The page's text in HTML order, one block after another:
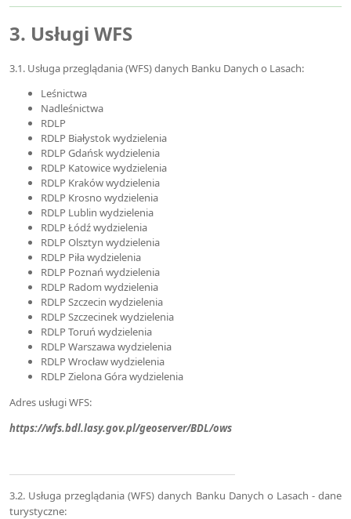
3. Usługi WFS
3.1. Usługa przeglądania (WFS) danych Banku Danych o Lasach:
Leśnictwa
Nadleśnictwa
RDLP
RDLP Białystok wydzielenia
RDLP Gdańsk wydzielenia
RDLP Katowice wydzielenia
RDLP Kraków wydzielenia
RDLP Krosno wydzielenia
RDLP Lublin wydzielenia
RDLP Łódź wydzielenia
RDLP Olsztyn wydzielenia
RDLP Piła wydzielenia
RDLP Poznań wydzielenia
RDLP Radom wydzielenia
RDLP Szczecin wydzielenia
RDLP Szczecinek wydzielenia
RDLP Toruń wydzielenia
RDLP Warszawa wydzielenia
RDLP Wrocław wydzielenia
RDLP Zielona Góra wydzielenia
Adres usługi WFS:
https://wfs.bdl.lasy.gov.pl/geoserver/BDL/ows
3.2. Usługa przeglądania (WFS) danych Banku Danych o Lasach - dane
turystyczne: